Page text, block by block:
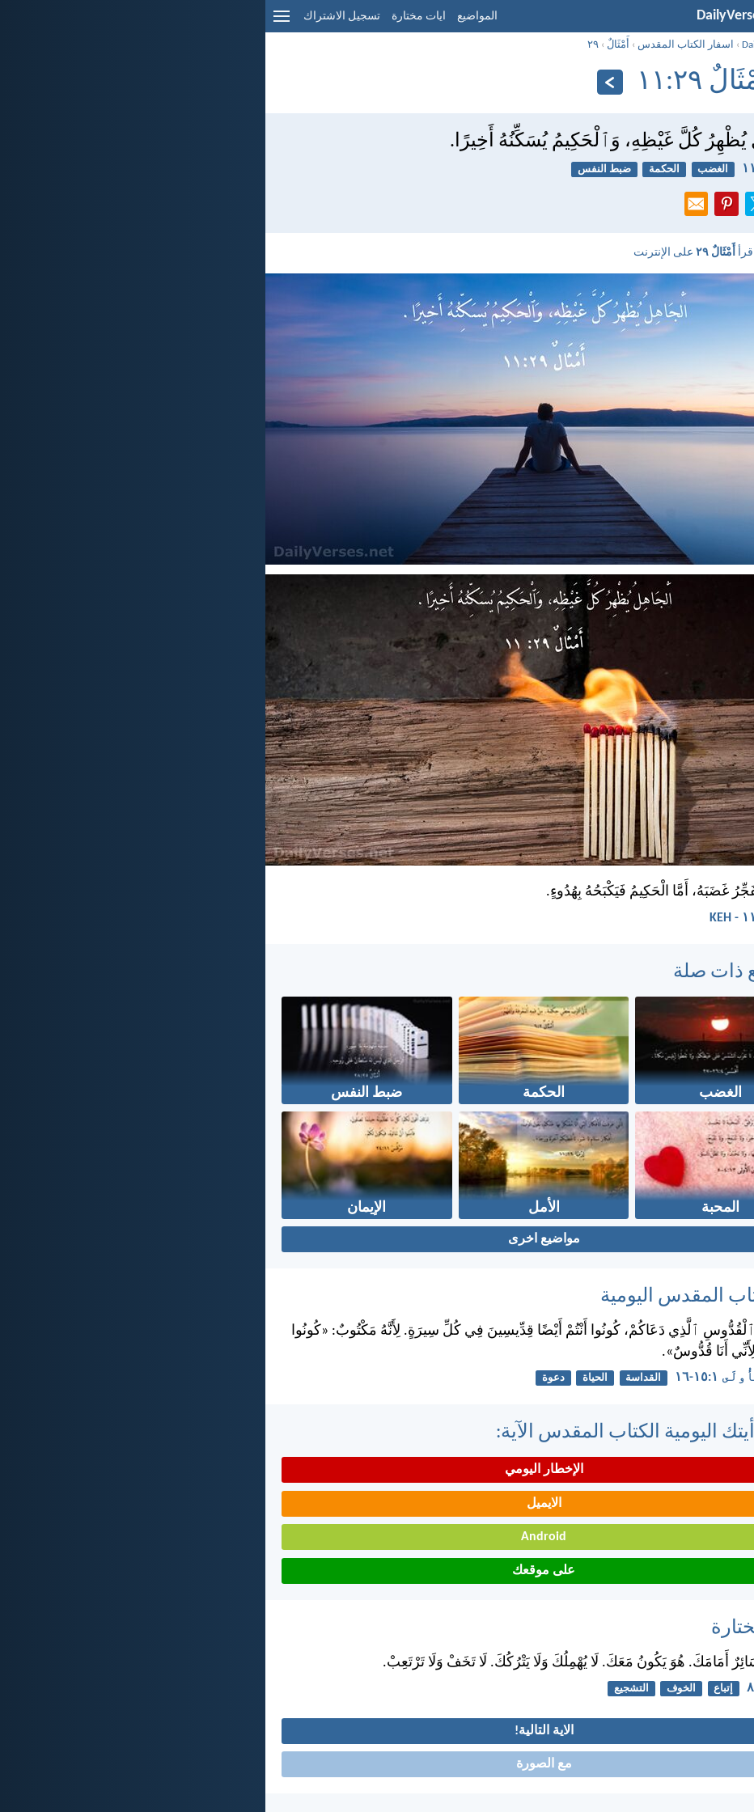
المواضيع ايات مختارة تسجيل الاشتراك
› اسفار الكتاب المقدس › أَمْثَالٌ ›٢٩
٢٩:‏١١
يُظْهِرُ كُلَّ غَيْظِهِ، وَٱلْحَكِيمُ يُسَكِّنُهُ أَخِيرًا.
الغضب الحكمة ضبط النفس
أَمْثَالٌ ٢٩ على الإنترنت
غَضَبَهُ، أَمَّا الْحَكِيمُ فَيَكْبَحُهُ بِهُدُوءٍ.
ذات صلة
الغضب الحكمة ضبط النفس
المحبة الأمل الإيمان
مواضيع اخرى
المقدس اليومية
ٱلَّذِي دَعَاكُمْ، كُونُوا أَنْتُمْ أَيْضًا قِدِّيسِينَ فِي كُلِّ سِيرَةٍ. لِأَنَّهُ مَكْتُوبٌ: «كُونُوا
أَنَا قُدُّوسٌ».
١:‏١٥-‏١٦ القداسة الحياة دعوة
اليومية الكتاب المقدس الآية:
الإخطار اليومي
الايميل
Android
على موقعك
أَمَامَكَ. هُوَ يَكُونُ مَعَكَ. لَا يُهْمِلُكَ وَلَا يَتْرُكُكَ. لَا تَخَفْ وَلَا تَرْتَعِبْ.
إتباع الخوف التشجيع
الاية التالية!
مع الصورة